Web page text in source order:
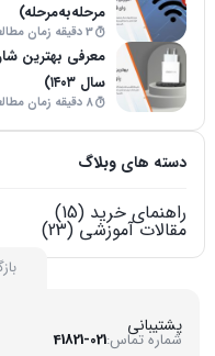
مرحله‌به‌مرحله)
3 دقیقه زمان مطالعه
معرفی بهترین
سال ۱۴۰۳)
8 دقیقه زمان مطالعه
دسته های وبلاگ
راهنمای خرید (15)
مقالات آموزشی(23)
پشتیبانی
شماره تماس:41821-021